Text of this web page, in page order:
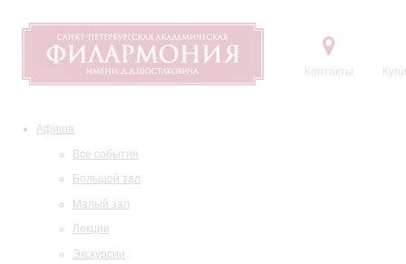
Контакты
Афиша
Все события
Большой зал
Малый зал
Лекции
Экскурсии